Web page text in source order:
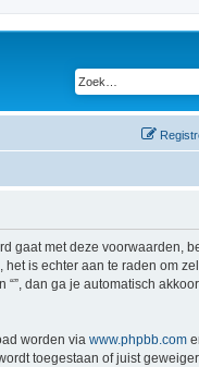
gaat met deze voorwaarden,
is echter aan te raden om
dan ga je automatisch
worden via www.phpbb.com
toegestaan of juist